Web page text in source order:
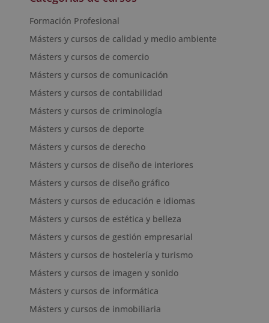
Formación Profesional
Másters y cursos de calidad y medio ambiente
Másters y cursos de comercio
Másters y cursos de comunicación
Másters y cursos de contabilidad
Másters y cursos de criminología
Másters y cursos de deporte
Másters y cursos de derecho
Másters y cursos de diseño de interiores
Másters y cursos de diseño gráfico
Másters y cursos de educación e idiomas
Másters y cursos de estética y belleza
Másters y cursos de gestión empresarial
Másters y cursos de hostelería y turismo
Másters y cursos de imagen y sonido
Másters y cursos de informática
Másters y cursos de inmobiliaria